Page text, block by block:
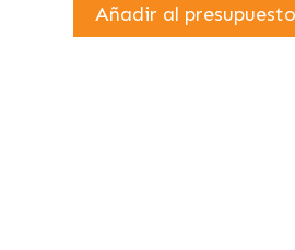
Añadir al presupuesto